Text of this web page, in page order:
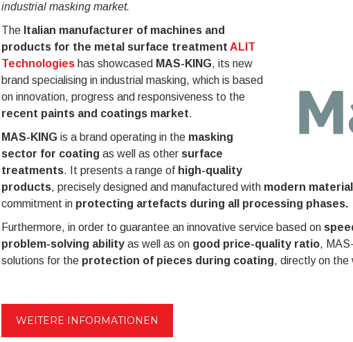
industrial masking market.
The Italian manufacturer of machines and
products for the metal surface treatment ALIT
Technologieshas showcased MAS-KING, its new
brand specialising in industrial masking, which is based
on innovation, progress and responsiveness to the
recent paints and coatings market.
MAS-KING is a brand operating in the masking
sector for coating as well as othersurface
treatments. It presents a range of high-quality
products, precisely designed and manufactured with modern
commitment in protecting artefacts during all processing phases.
Furthermore, in order to guarantee an innovative service based on
problem-solving abilityas well as on good price-quality ratio,
solutions for the protection of pieces during coating, directly on the
WEITERE INFORMATIONEN